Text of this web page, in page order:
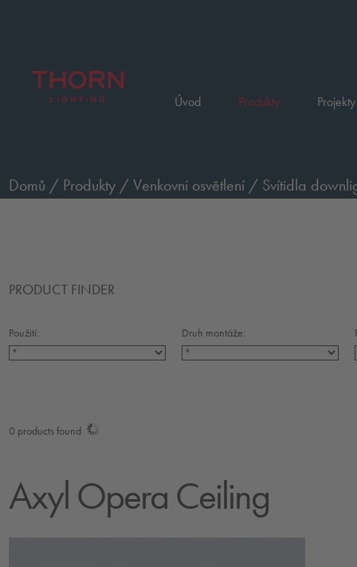
Úvod Produkty
Domů / Produkty /Venkovní osvětlení / Svítidla
PRODUCT FINDER
Použití: Druh montáže:
0 products found
Axyl Opera Ceiling